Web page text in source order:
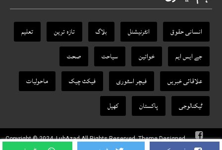
انسانی حقوق انٹرنیشنل بلاگ تازہ ترین
تعلیم
جے ایس ایم
خواتین سیاحت
صحت
علاقائی خبریں
فیچر اسٹوری فیکٹ‌ چیک
ماحولیات
ٹیکنالوجی
پاکستان کھیل
Copyright © 2024, LubAzad All Rights Reserved. Theme Designed
RANKTRA